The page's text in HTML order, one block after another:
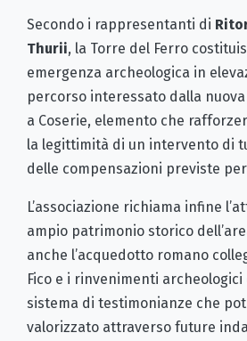
Secondo i rappresentanti di
Thurii, la Torre del Ferro
emergenza archeologica in
percorso interessato dalla
a Coserie, elemento che
la legittimità di un intervento di
delle compensazioni previste per
L’associazione richiama infine
ampio patrimonio storico
anche l’acquedotto romano
Fico e i rinvenimenti archeologici
sistema di testimonianze che
valorizzato attraverso future